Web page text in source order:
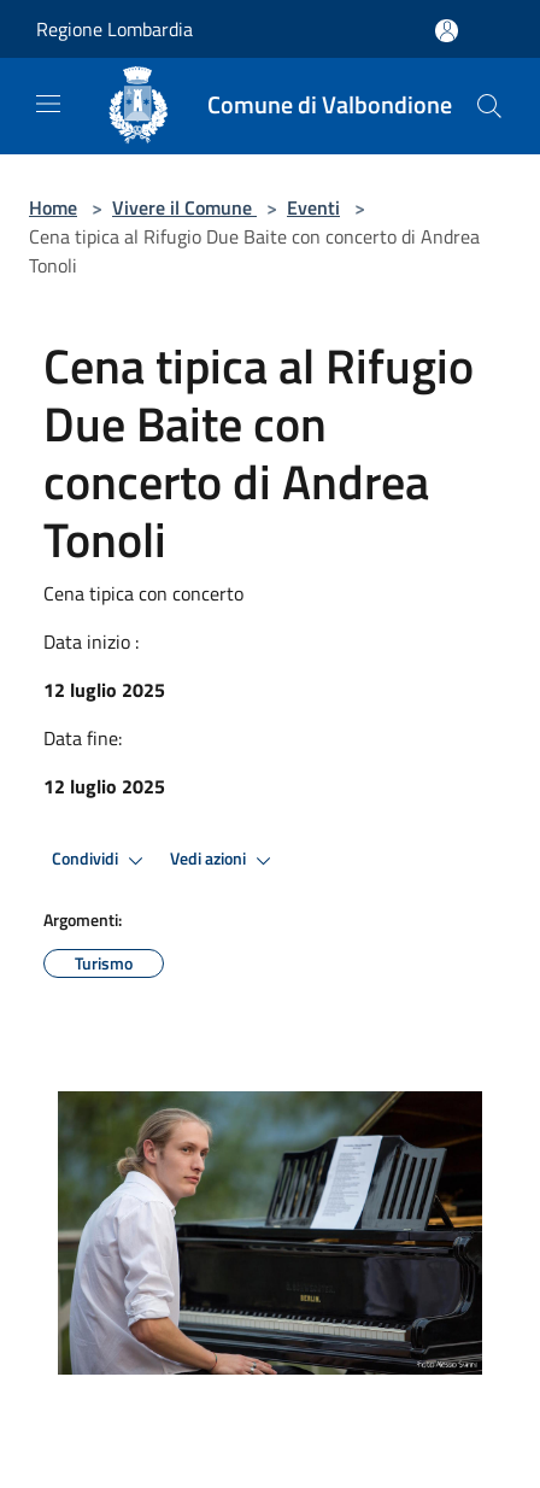
Regione Lombardia
Comune di Valbondione
Home > Vivere il Comune > Eventi >
Cena tipica al Rifugio Due Baite con concerto di Andrea
Tonoli
Cena tipica al Rifugio
Due Baite con
concerto di Andrea
Tonoli
Cena tipica con concerto
Data inizio :
12 luglio 2025
Data fine:
12 luglio 2025
Condividi Vedi azioni
Argomenti:
Turismo